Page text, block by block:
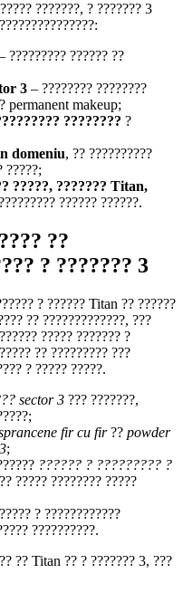
???????, ? ??????? 3
????????? ?????? ??
3 – ???????? ????????
permanent makeup;
???????? ?
domeniu, ?? ??????????
?????;
?????, ??????? Titan,
?????? ??????.
??
? ??????? 3
? ?????? Titan ?? ??????
?? ?????????????, ???
????? ??????? ?
?? ????????? ???
? ????? ?????.
sector 3 ??? ???????,
fir cu fir?? powder
;
?????? ? ????????? ?
????? ???????? ?????
? ????????????
??????????.
?? Titan ?? ? ??????? 3, ???